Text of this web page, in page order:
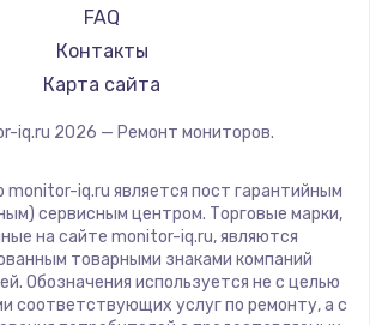
Titan Army
iFFALCON
Dahua
FAQ
Контакты
Карта сайта
iq.ru 2026 — Ремонт мониторов.
iq.ru является пост гарантийным
сервисным центром. Торговые марки,
на сайте monitor-iq.ru, являются
товарными знаками компаний
Обозначения используется не с целью
соответствующих услуг по ремонту, а с